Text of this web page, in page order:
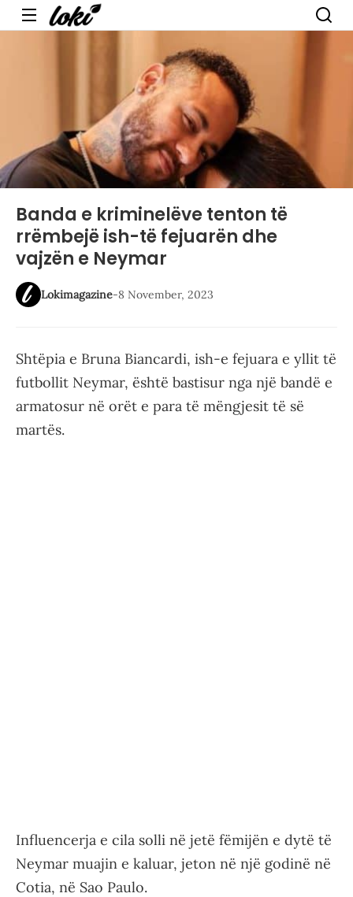
Menu
Banda e kriminelëve tenton të
rrëmbejë ish-të fejuarën dhe
vajzën e Neymar
Lokimagazine-8 November, 2023
Shtëpia e Bruna Biancardi, ish-e fejuara e yllit të
futbollit Neymar, është bastisur nga një bandë e
armatosur në orët e para të mëngjesit të së
martës.
Influencerja e cila solli në jetë fëmijën e dytë të
Neymar muajin e kaluar, jeton në një godinë në
Cotia, në Sao Paulo.